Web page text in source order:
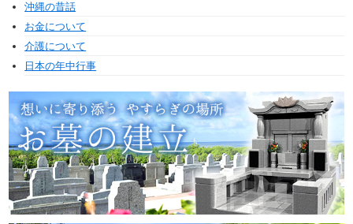
沖縄の昔話
お金について
介護について
日本の年中行事